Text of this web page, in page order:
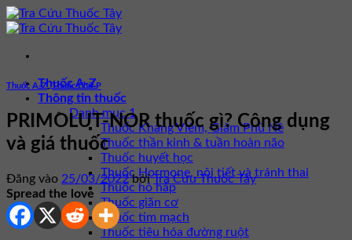
Bỏ
qua
dung
Thuốc A-Z
Thông tin thuốc
Danh mục 1
Thuốc Kháng Viêm, Giảm Phù Nề
Thuốc thần kinh & tuần hoàn não
Thuốc huyết học
Thuốc Hormone, nội tiết và tránh thai
Thuốc hô hấp
Thuốc giãn cơ
Thuốc tim mạch
Thuốc tiêu hóa đường ruột
Thuốc A-Z,Thuốc Chữ P
PRIMOLUT-NOR thuốc gì? Công dụng
và giá thuốc
Đăng vào 25/03/2022 bởiTra Cứu Thuốc Tây
Spread the love